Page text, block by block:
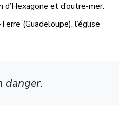
et d’outre-mer.
(Guadeloupe), l’église
danger.